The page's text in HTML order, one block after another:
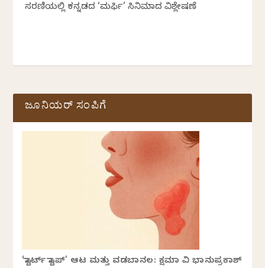
ಸರಣಿಯಲ್ಲಿ ಕನ್ನಡದ ‘ಮರ್ಫಿ’ ಸಿನಿಮಾದ ವಿಶ್ಲೇಷಣೆ
ಜೂನಿಯರ್ ಸಂಪಿಗೆ
‘ಸ್ಟಾರ್ಟ್ ಸ್ಟಾಪ್’ ಆಟ ಮತ್ತು ವಡಬಾನಲ: ಕ್ಷಮಾ ವಿ ಭಾನುಪ್ರಕಾಶ್